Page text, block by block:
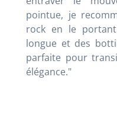
pointue, je
rock en le
longue et des
parfaite pour
élégance."